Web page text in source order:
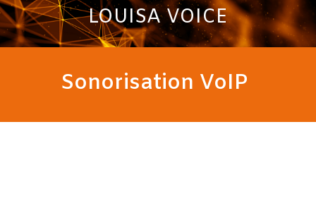
LOUISA VOICE
Sonorisation VoIP